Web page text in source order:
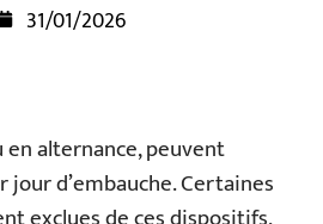
31/01/2026
alternance, peuvent
d’embauche. Certaines